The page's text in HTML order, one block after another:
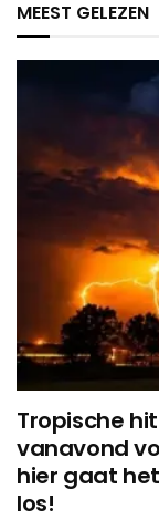
MEEST GELEZEN
Tropische
vanavond
hier gaat
los!